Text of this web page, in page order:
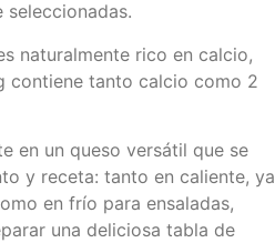
seleccionadas.
naturalmente rico en calcio,
contiene tanto calcio como 2
en un queso versátil que se
y receta: tanto en caliente, ya
en frío para ensaladas,
una deliciosa tabla de